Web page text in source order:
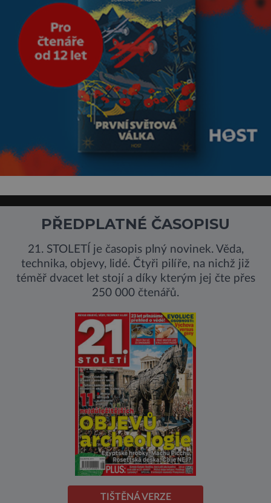
PŘEDPLATNÉ ČASOPISU
21. STOLETÍ je časopis plný novinek. Věda,
technika, objevy, lidé. Čtyři pilíře, na nichž již
téměř dvacet let stojí a díky kterým jej čte přes
250 000 čtenářů.
TIŠTĚNÁ VERZE